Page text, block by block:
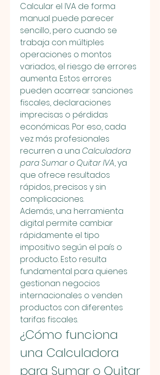
Calcular el IVA de forma
manual puede parecer
sencillo, pero cuando se
trabaja con múltiples
operaciones o montos
variados, el riesgo de errores
aumenta. Estos errores
pueden acarrear sanciones
fiscales, declaraciones
imprecisas o pérdidas
económicas. Por eso, cada
vez más profesionales
recurren a una Calculadora
para Sumar o Quitar IVA, ya
que ofrece resultados
rápidos, precisos y sin
complicaciones.
Además, una herramienta
digital permite cambiar
rápidamente el tipo
impositivo según el país o
producto. Esto resulta
fundamental para quienes
gestionan negocios
internacionales o venden
productos con diferentes
tarifas fiscales.
¿Cómo funciona
una Calculadora
para Sumar o Quitar